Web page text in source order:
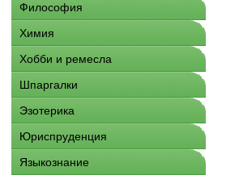
Философия
Химия
Хобби и ремесла
Шпаргалки
Эзотерика
Юриспруденция
Языкознание